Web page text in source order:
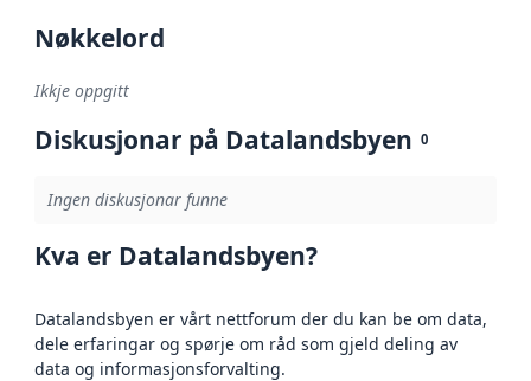
Nøkkelord
Ikkje oppgitt
Diskusjonar på Datalandsbyen 0
Ingen diskusjonar funne
Kva er Datalandsbyen?
Datalandsbyen er vårt nettforum der du kan be om data,
dele erfaringar og spørje om råd som gjeld deling av
data og informasjonsforvalting.